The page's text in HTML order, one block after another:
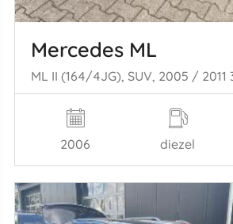
Mercedes ML
2006 diezel